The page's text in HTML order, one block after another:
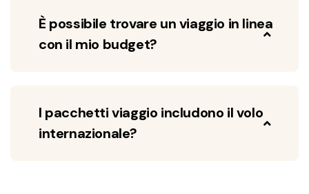
È possibile trovare un viaggio in linea
con il mio budget?
I pacchetti viaggio includono il volo
internazionale?